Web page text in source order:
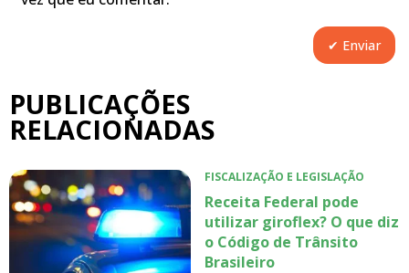
PUBLICAÇÕES
RELACIONADAS
FISCALIZAÇÃO E LEGISLAÇÃO
Receita Federal pode
utilizar giroflex? O que diz
o Código de Trânsito
Brasileiro